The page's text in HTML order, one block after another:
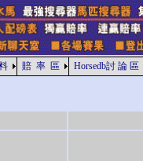
賠 率 區 Horsedb討 論 區